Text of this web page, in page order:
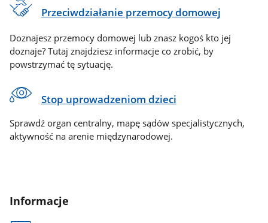
Przeciwdziałanie przemocy domowej
Doznajesz przemocy domowej lub znasz kogoś kto jej
doznaje? Tutaj znajdziesz informacje co zrobić, by
powstrzymać tę sytuację.
Stop uprowadzeniom dzieci
Sprawdź organ centralny, mapę sądów specjalistycznych,
aktywność na arenie międzynarodowej.
Informacje